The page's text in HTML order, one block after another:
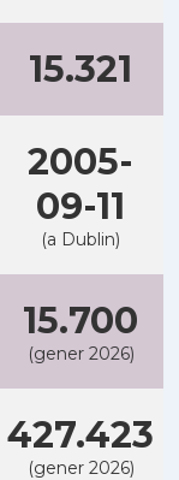
15.321
2005-
09-11
(a Dublin)
15.700
(gener 2026)
427.423
(gener 2026)